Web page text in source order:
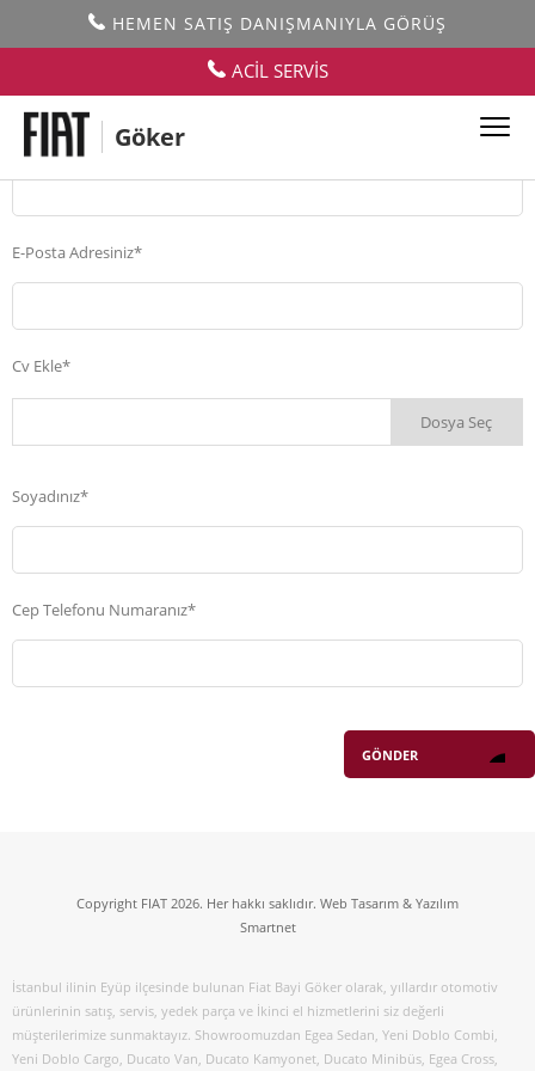
HEMEN SATIŞ DANIŞMANIYLA GÖRÜŞ
ACİL SERVİS
Göker
İnsan Kaynakları
Adınız*
E-Posta Adresiniz*
Cv Ekle*
Dosya Seç
Soyadınız*
Cep Telefonu Numaranız*
Copyright FIAT 2026. Her hakkı saklıdır. Web Tasarım & Yazılım
Smartnet
İstanbul ilinin Eyüp ilçesinde bulunan Fiat Bayi Göker olarak, yıllardır otomotiv
ürünlerinin satış, servis, yedek parça ve İkinci el hizmetlerini siz değerli
müşterilerimize sunmaktayız. Showroomuzdan Egea Sedan, Yeni Doblo Combi,
Yeni Doblo Cargo, Ducato Van, Ducato Kamyonet, Ducato Minibüs, Egea Cross,